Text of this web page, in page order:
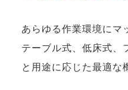
あらゆる作業環境にマ
テーブル式、低床式、
と用途に応じた最適な